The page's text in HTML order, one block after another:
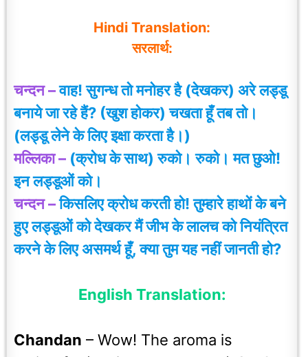
Hindi Translation:
सरलार्थ:
चन्दन –वाह! सुगन्ध तो मनोहर है (देखकर) अरे लड्डू
बनाये जा रहे हैं? (खुश होकर) चखता हूँ तब तो।
(लड्डू लेने के लिए इक्षा करता है।)
मल्लिका – (क्रोध के साथ) रुको। रुको। मत छुओ!
इन लड्डूओं को।
चन्दन –किसलिए क्रोध करती हो! तुम्हारे हाथों के बने
हुए लड्डूओं को देखकर मैं जीभ के लालच को नियंत्रित
करने के लिए असमर्थ हूँ, क्या तुम यह नहीं जानती हो?
English Translation:
Chandan – Wow! The aroma is